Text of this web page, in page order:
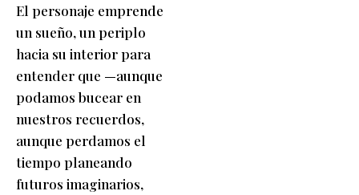
El personaje emprende
un sueño, un periplo
hacia su interior para
entender que —aunque
podamos bucear en
nuestros recuerdos,
aunque perdamos el
tiempo planeando
futuros imaginarios,